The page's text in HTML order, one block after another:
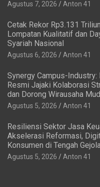
Agustus 7, 2026 Anton 41
Cetak Rekor Rp3.131
Lompatan Kualitatif dan
Syariah Nasional
Agustus 6, 2026 Anton 41
Synergy Campus-Industry:
Resmi Jajaki Kolaborasi
dan Dorong Wirausaha
Agustus 5, 2026 Anton 41
Resiliensi Sektor Jasa
Akselerasi Reformasi,
Konsumen di Tengah
Agustus 5, 2026 Anton 41